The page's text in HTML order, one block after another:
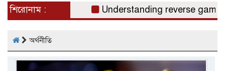
শিরোনাম : Understanding reverse
অর্থনীতি